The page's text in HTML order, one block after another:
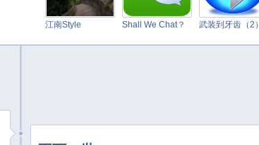
江南Style Shall We Chat？ 武装到牙齿（2）